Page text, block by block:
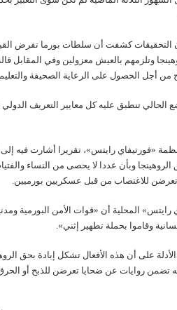
التحقيقات كشفت أن سلطات بورما تفرض
وتلزمهم بالعيش معزولين وفي المقابل
من أجل الحصول على الرعاية الصحيفة
تنطبق عليه كل معايير التعريف الدولي
«فورتيفاي رايتس»، تقريرا أشارت فيه إلى
الروهينجا وبأن عددا لا يحصى من النساء
تعرضن للاغتصاب من قبل عسكريين بورميين.
رايتس» المحلية أن «قوات الأمن البورمية
وقاموا بحملة تطهير إثني».
على أن هذه الأفعال تشكل إبادة بحق
تضمن روايات عن ضحايا تعرضن للذبح أو